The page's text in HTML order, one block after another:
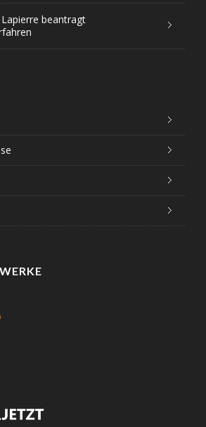
Lapierre beantragt